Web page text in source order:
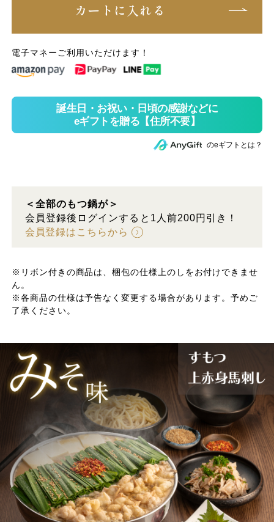
カートに入れる
電子マネーご利用いただけます！
のeギフトとは？
＜全部のもつ鍋が＞
会員登録後ログインすると1人前200円引き！
会員登録はこちらから
※リボン付きの商品は、梱包の仕様上のしをお付けできませ
ん。
※各商品の仕様は予告なく変更する場合があります。予めご
了承ください。